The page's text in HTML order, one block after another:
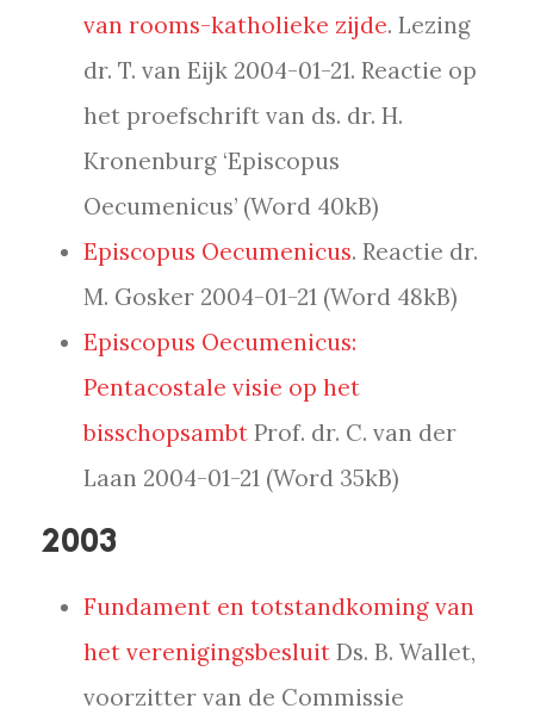
van rooms-katholieke zijde. Lezing
dr. T. van Eijk 2004-01-21. Reactie op
het proefschrift van ds. dr. H.
Kronenburg ‘Episcopus
Oecumenicus’ (Word 40kB)
Episcopus Oecumenicus. Reactie dr.
M. Gosker 2004-01-21 (Word 48kB)
Episcopus Oecumenicus:
Pentacostale visie op het
bisschopsambt Prof. dr. C. van der
Laan 2004-01-21 (Word 35kB)
2003
Fundament en totstandkoming van
het verenigingsbesluit Ds. B. Wallet,
voorzitter van de Commissie